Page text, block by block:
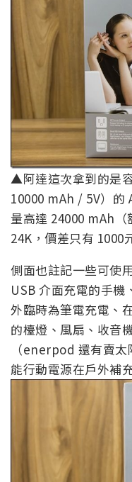
▲阿達這次拿到的是
10000 mAh / 5V）的
量高達 24000 mAh（
24K，價差只有 1000
側面也註記一些可使
USB 介面充電的手機
外臨時為筆電充電、
的檯燈、風扇、收音
（enerpod 還有賣
能行動電源在戶外補